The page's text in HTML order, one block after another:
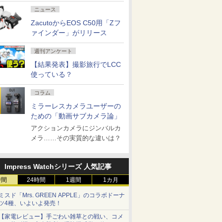
ニュース
ZacutoからEOS C50用「Zフ
ァインダー」がリリース
週刊アンケート
【結果発表】撮影旅行でLCC
使っている？
コラム
ミラーレスカメラユーザーの
ための「動画サブカメラ論」
アクションカメラにジンバルカ
メラ……その実質的な違いは？
Impress Watchシリーズ 人気記事
24時間 1週間 1カ月
スド「Mrs. GREEN APPLE」のコラボドーナ
4種、いよいよ発売！
家電レビュー】手ごわい雑草との戦い、コメ